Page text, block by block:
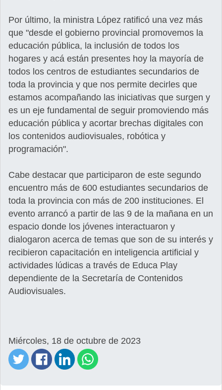
Por último, la ministra López ratificó una vez más
que "desde el gobierno provincial promovemos la
educación pública, la inclusión de todos los
hogares y acá están presentes hoy la mayoría de
todos los centros de estudiantes secundarios de
toda la provincia y que nos permite decirles que
estamos acompañando las iniciativas que surgen y
es un eje fundamental de seguir promoviendo más
educación pública y acortar brechas digitales con
los contenidos audiovisuales, robótica y
programación".
Cabe destacar que participaron de este segundo
encuentro más de 600 estudiantes secundarios de
toda la provincia con más de 200 instituciones. El
evento arrancó a partir de las 9 de la mañana en un
espacio donde los jóvenes interactuaron y
dialogaron acerca de temas que son de su interés y
recibieron capacitación en inteligencia artificial y
actividades lúdicas a través de Educa Play
dependiente de la Secretaría de Contenidos
Audiovisuales.
Miércoles, 18 de octubre de 2023